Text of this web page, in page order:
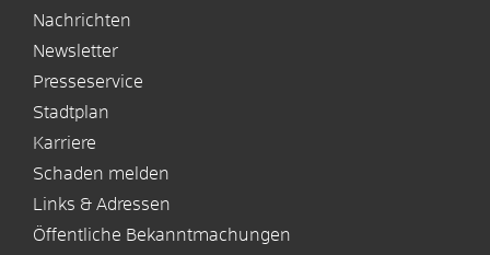
Nachrichten
Newsletter
Presseservice
Stadtplan
Karriere
Schaden melden
Links & Adressen
Öffentliche Bekanntmachungen